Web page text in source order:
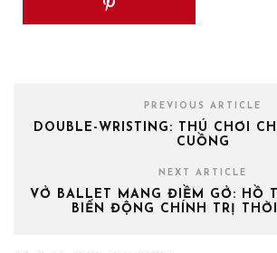
PREVIOUS ARTICLE
DOUBLE-WRISTING: THÚ CHƠI
CUỒNG
NEXT ARTICLE
VỞ BALLET MANG ĐIỀM GỞ: HỒ
BIẾN ĐỘNG CHÍNH TRỊ THỜI